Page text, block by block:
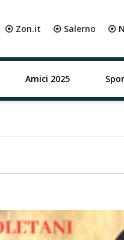
⦿ Zon.it ⦿ Salerno ⦿
Amici 2025